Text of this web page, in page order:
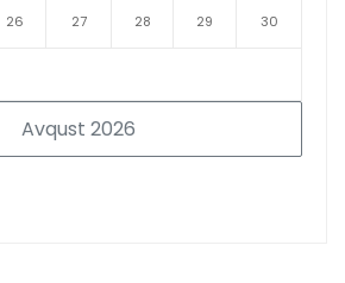
Avqust 2026
26 27 28 29 30